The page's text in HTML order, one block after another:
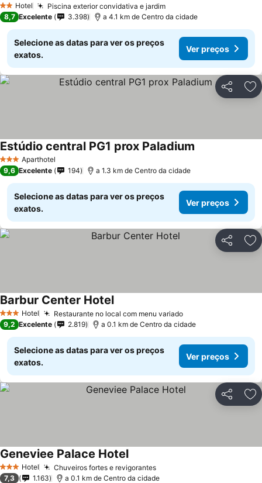
2 Estrelas
Hotel Piscina exterior convidativa e jardim
8,7 Excelente 3.398 a 4.1 km de Centro da cidade
Selecione as datas para ver os preços
exatos.
Ver preços
Partilhar
3 EstrelasAparthotel
Estúdio central PG1 prox Paladium
9,6 Excelente 194 a 1.3 km de Centro da cidade
Selecione as datas para ver os preços
exatos.
Ver preços
Partilhar
3 EstrelasHotel Restaurante no local com menu variado
Barbur Center Hotel
9,2 Excelente 2.819 a 0.1 km de Centro da cidade
Selecione as datas para ver os preços
exatos.
Ver preços
Partilhar
3 EstrelasHotel Chuveiros fortes e revigorantes
Geneviee Palace Hotel
7,3 1.163 a 0.1 km de Centro da cidade